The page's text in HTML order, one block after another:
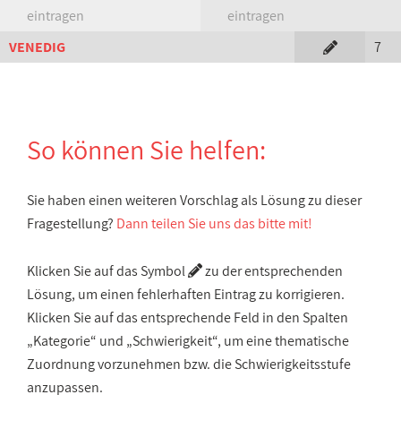
eintragen
eintragen
VENEDIG
7
So können Sie helfen:
Sie haben einen weiteren Vorschlag als Lösung zu dieser
Fragestellung? Dann teilen Sie uns das bitte mit!
Klicken Sie auf das Symbol
zu der entsprechenden
Lösung, um einen fehlerhaften Eintrag zu korrigieren.
Klicken Sie auf das entsprechende Feld in den Spalten
„Kategorie“ und „Schwierigkeit“, um eine thematische
Zuordnung vorzunehmen bzw. die Schwierigkeitsstufe
anzupassen.